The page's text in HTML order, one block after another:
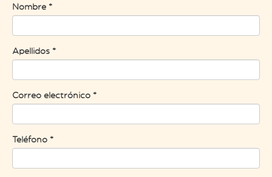
Nombre *
Apellidos *
Correo electrónico *
Teléfono *